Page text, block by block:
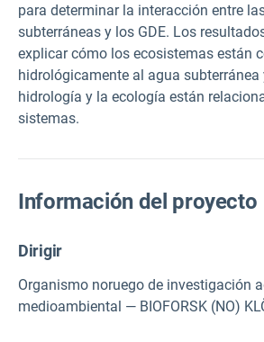
para determinar la interacción entre
subterráneas y los GDE. Los
explicar cómo los ecosistemas están
hidrológicamente al agua subterránea
hidrología y la ecología están
sistemas.
Información del proyecto
Dirigir
Organismo noruego de investigación
medioambiental — BIOFORSK (NO)